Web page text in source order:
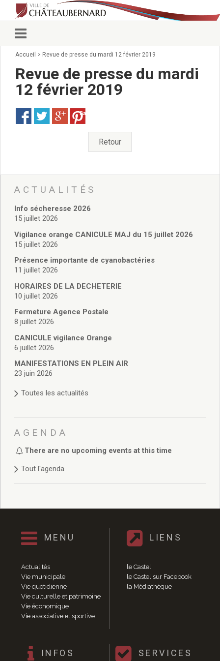
Vie municipale
Conseillers municipaux
Commissions 2026
Arrêtés du Maire
Services municipaux
Pour venir nous voir
administratives
Services Techniques
Affaires Scolaires
Vie associative
Police Municipale/règlementation
Cimetière/réglementation funéraire
Services en ligne
Licences boissons
Cadastre
Actes d’état civil
Budget de Fonctionnement
Budget d’Investissement
Conseils municipaux
Règlement du conseil municipal
Délibérations 2025
Délibérations 2022
Délibérations 2021
Délibérations 2020
Délibérations 2019
Délibérations 2018
Délibérations 2014
Délibérations 2013
Délibérations 2011
Délibérations 2010
Délibérations 2009
Délibérations 2008
Agenda réunions publiques
Marchés publics
Vie quotidienne
Accueil > Revue de presse du mardi 12 février 2019
Revue de presse du mardi
12 février 2019
Save
Retour
ACTUALITÉS
Info sécheresse 2026
15 juillet 2026
Vigilance orange CANICULE MAJ du 15 juillet 2026
15 juillet 2026
Présence importante de cyanobactéries
11 juillet 2026
HORAIRES DE LA DECHETERIE
10 juillet 2026
Fermeture Agence Postale
8 juillet 2026
CANICULE vigilance Orange
6 juillet 2026
MANIFESTATIONS EN PLEIN AIR
23 juin 2026
Toutes les actualités
AGENDA
There are no upcoming events at this time
Tout l'agenda
MENU
Actualités
Vie municipale
Vie quotidienne
Vie culturelle et patrimoine
Vie économique
Vie associative et sportive
LIENS
le Castel
le Castel sur Facebook
la Médiathèque
INFOS SERVICES